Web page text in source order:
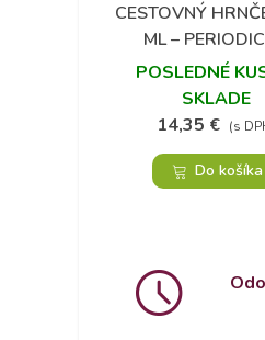
Obľúbené
CESTOVNÝ
ML –
TABUĽKA
POSLEDNÉ
SKLADE
14,35 € (s
Do košíka